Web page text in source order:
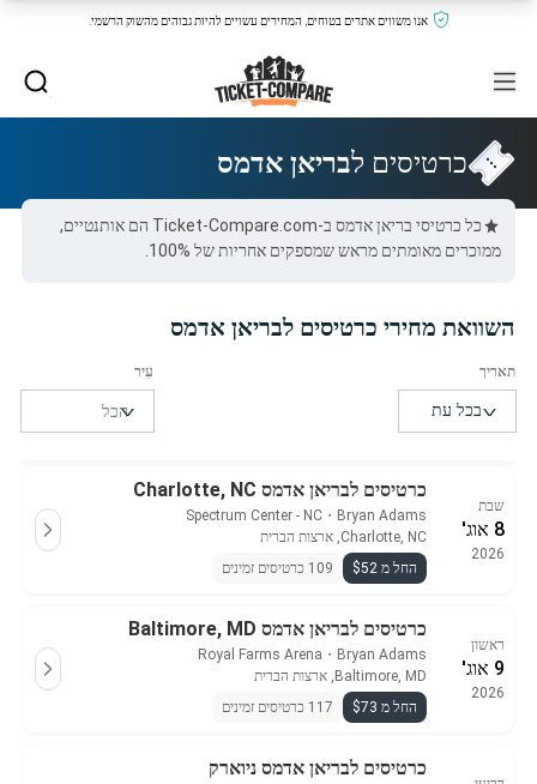
אנו משווים אתרים בטוחים, המחירים עשויים להיות גבוהים מהשוק הרשמי.
כרטיסים לבריאן אדמס
כל כרטיסי בריאן אדמס ב-Ticket-Compare.com הם אותנטיים,
ממוכרים מאומתים מראש שמספקים אחריות של 100%.
השוואת מחירי כרטיסים לבריאן אדמס
שבת
8 אוג'
2026
כרטיסים לבריאן אדמס Charlotte, NC
Bryan Adams
・
Spectrum Center - NC
Charlotte, NC, ארצות הברית
החל מ $52
109 כרטיסים זמינים
ראשון
9 אוג'
2026
כרטיסים לבריאן אדמס Baltimore, MD
Bryan Adams
・
Royal Farms Arena
Baltimore, MD, ארצות הברית
החל מ $73
117 כרטיסים זמינים
כרטיסים לבריאן אדמס ניוארק